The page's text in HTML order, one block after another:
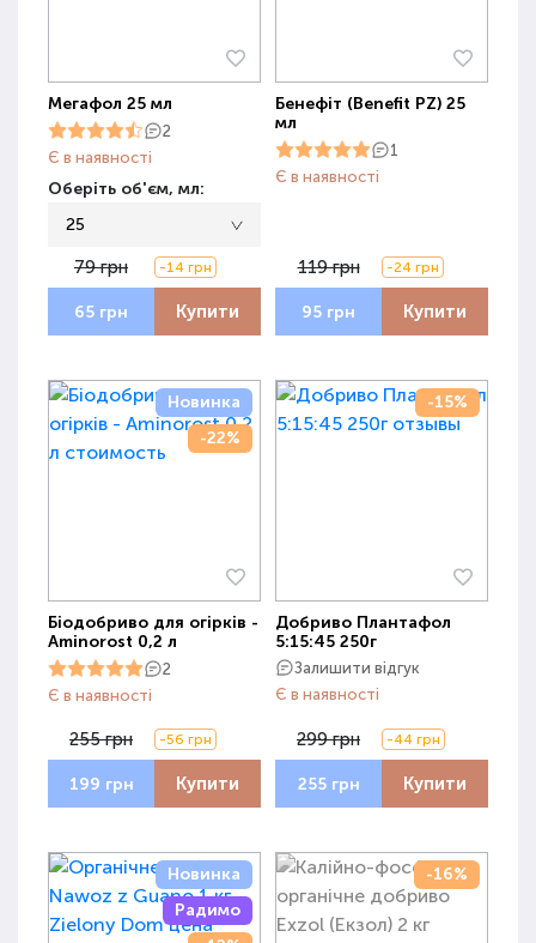
Мегафол 25 мл
2
Є в наявності
Оберіть об'єм, мл:
25
79 грн -14 грн
65 грн Купити
Бенефіт (Benefit PZ) 25
мл
1
Є в наявності
119 грн -24 грн
95 грн Купити
Новинка
-22%
Біодобриво для огірків -
Aminorost 0,2 л
2
Є в наявності
255 грн -56 грн
199 грн Купити
-15%
Добриво Плантафол
5:15:45 250г
Залишити відгук
Є в наявності
299 грн -44 грн
255 грн Купити
Новинка
Радимо
-16%